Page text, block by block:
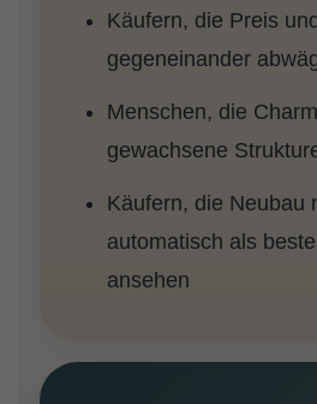
Käufern, die Preis
gegeneinander
Menschen, die
gewachsene
Käufern, die Neubau
automatisch als
ansehen